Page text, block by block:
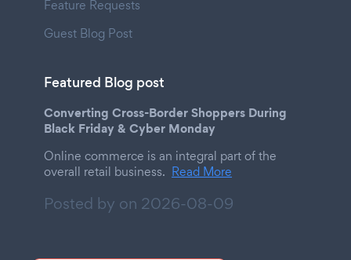
Feature Requests
Guest Blog Post
Featured Blog post
Converting Cross-Border Shoppers During
Black Friday & Cyber Monday
Online commerce is an integral part of the
overall retail business. Read More
Posted by on 2026-08-09